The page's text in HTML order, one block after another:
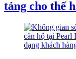
tảng cho thế